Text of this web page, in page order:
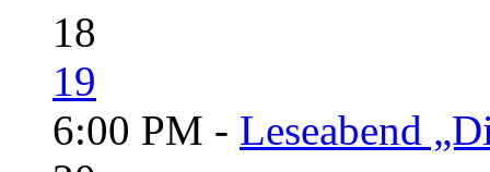
18
19
6:00 PM - Leseabend